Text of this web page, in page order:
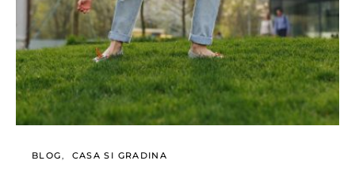
BLOG CASA SI GRADINA